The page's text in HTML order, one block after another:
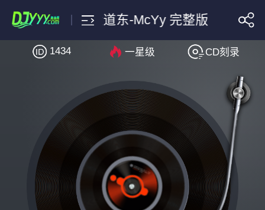
搜索
罗大佑-皇后大道东-McYy
1434 一星级 CD刻录